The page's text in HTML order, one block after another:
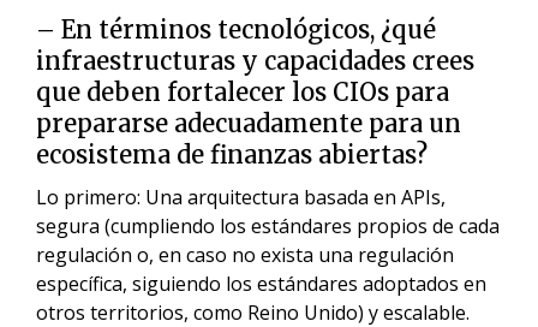
– En términos tecnológicos, ¿qué
infraestructuras y capacidades crees
que deben fortalecer los CIOs para
prepararse adecuadamente para un
ecosistema de finanzas abiertas?
Lo primero: Una arquitectura basada en APIs,
segura (cumpliendo los estándares propios de cada
regulación o, en caso no exista una regulación
específica, siguiendo los estándares adoptados en
otros territorios, como Reino Unido) y escalable.